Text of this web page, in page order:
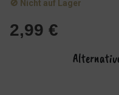
🚫 Nicht auf Lager
2,99 €